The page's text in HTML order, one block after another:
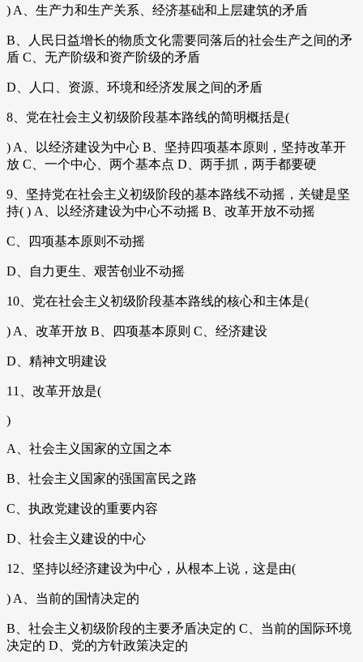
) A、生产力和生产关系、经济基础和上层建筑的矛盾
B、人民日益增长的物质文化需要同落后的社会生产之间的矛
盾 C、无产阶级和资产阶级的矛盾
D、人口、资源、环境和经济发展之间的矛盾
8、党在社会主义初级阶段基本路线的简明概括是(
) A、以经济建设为中心 B、坚持四项基本原则，坚持改革开
放 C、一个中心、两个基本点 D、两手抓，两手都要硬
9、坚持党在社会主义初级阶段的基本路线不动摇，关键是坚
持( ) A、以经济建设为中心不动摇 B、改革开放不动摇
C、四项基本原则不动摇
D、自力更生、艰苦创业不动摇
10、党在社会主义初级阶段基本路线的核心和主体是(
) A、改革开放 B、四项基本原则 C、经济建设
D、精神文明建设
11、改革开放是(
)
A、社会主义国家的立国之本
B、社会主义国家的强国富民之路
C、执政党建设的重要内容
D、社会主义建设的中心
12、坚持以经济建设为中心，从根本上说，这是由(
) A、当前的国情决定的
B、社会主义初级阶段的主要矛盾决定的 C、当前的国际环境
决定的 D、党的方针政策决定的